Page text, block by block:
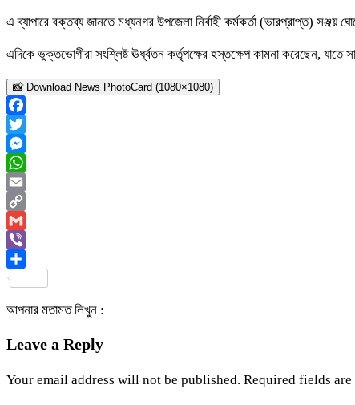
এ ব্যাপারে বক্তব্য জানতে মধ্যনগর উপজেলা নির্বাহী কর্মকর্তা (ভারপ্রাপ্ত)
এদিকে ভুক্তভোগীরা সংশ্লিষ্ট ঊর্ধ্বতন কর্তৃপক্ষের হস্তক্ষেপ কামনা করেছেন, যাতে
📸 Download News PhotoCard (1080×1080)
Facebook
Twitter
Messenger
WhatsApp
Email
Copy
Link
Gmail
Viber
আপনার মতামত লিখুন :
Leave a Reply
Your email address will not be published. Required fields are